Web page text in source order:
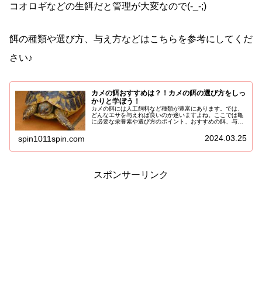
コオロギなどの生餌だと管理が大変なので(-_-;)
餌の種類や選び方、与え方などはこちらを参考にしてくだ
さい♪
カメの餌おすすめは？！カメの餌の選び方をしっ
かりと学ぼう！
カメの餌には人工飼料など種類が豊富にあります。では、
どんなエサを与えれば良いのか迷いますよね。ここでは亀
に必要な栄養素や選び方のポイント、おすすめの餌、与え
spin1011spin.com 2024.03.25
スポンサーリンク